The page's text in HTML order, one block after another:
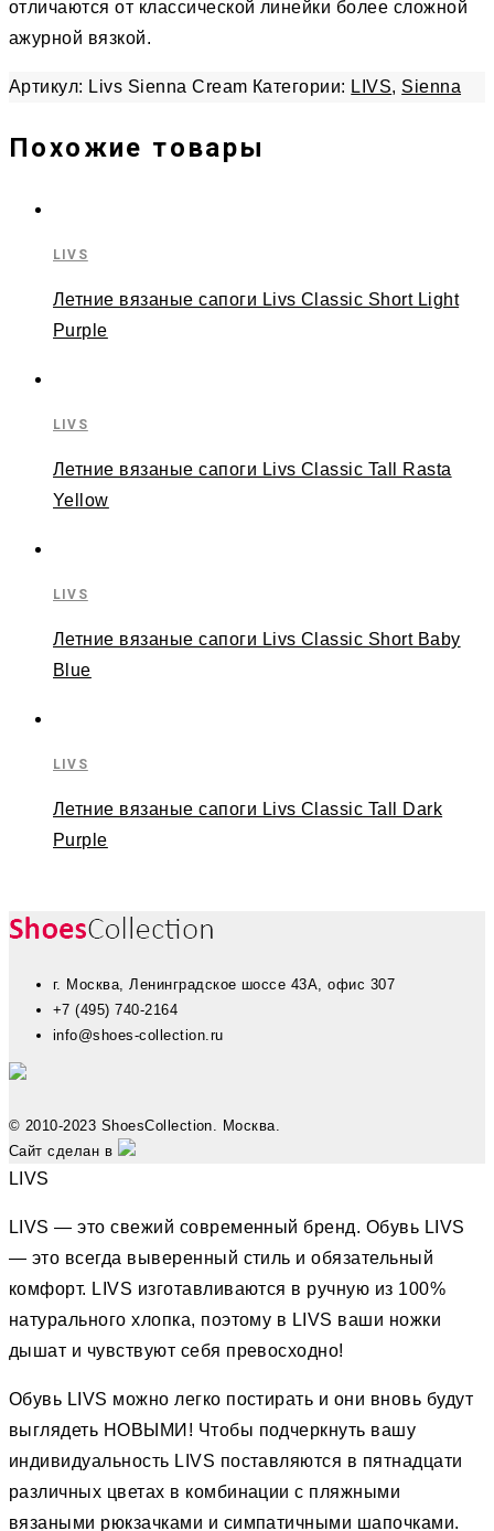
отличаются от классической линейки более сложной
ажурной вязкой.
Артикул: Livs Sienna Cream Категории: LIVS, Sienna
Похожие товары
LIVS
Летние вязаные сапоги Livs Classic Short Light
Purple
LIVS
Летние вязаные сапоги Livs Classic Tall Rasta
Yellow
LIVS
Летние вязаные сапоги Livs Classic Short Baby
Blue
LIVS
Летние вязаные сапоги Livs Classic Tall Dark
Purple
г. Москва, Ленинградское шоссе 43А, офис 307
+7 (495) 740-2164
info@shoes-collection.ru
© 2010-2023 ShoesCollection. Москва.
Сайт сделан в
LIVS
LIVS — это свежий современный бренд. Обувь LIVS
— это всегда выверенный стиль и обязательный
комфорт. LIVS изготавливаются в ручную из 100%
натурального хлопка, поэтому в LIVS ваши ножки
дышат и чувствуют себя превосходно!
Обувь LIVS можно легко постирать и они вновь будут
выглядеть НОВЫМИ! Чтобы подчеркнуть вашу
индивидуальность LIVS поставляются в пятнадцати
различных цветах в комбинации с пляжными
вязаными рюкзачками и симпатичными шапочками.